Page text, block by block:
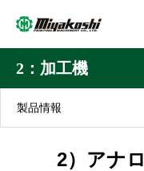
2：加工機
製品情報
2）アナ